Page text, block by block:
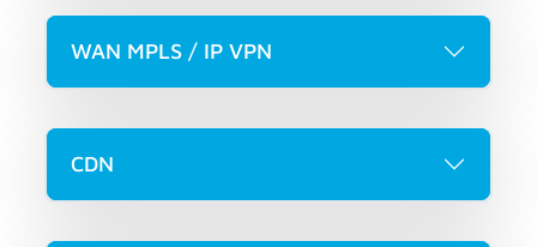
WAN MPLS / IP VPN
CDN